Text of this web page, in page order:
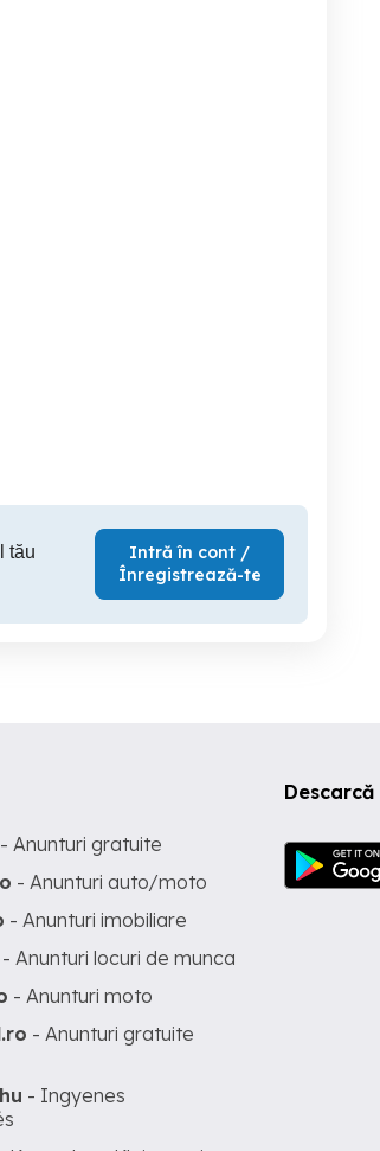
tău
Intră în cont /
Înregistrează-te
- Anunturi gratuite
- Anunturi auto/moto
- Anunturi imobiliare
- Anunturi locuri de munca
- Anunturi moto
- Anunturi gratuite
- Ingyenes